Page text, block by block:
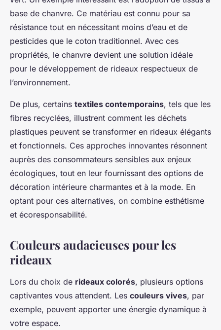
base de chanvre. Ce matériau est connu pour sa
résistance tout en nécessitant moins d’eau et de
pesticides que le coton traditionnel. Avec ces
propriétés, le chanvre devient une solution idéale
pour le développement de rideaux respectueux de
l’environnement.
De plus, certains textiles contemporains, tels que les
fibres recyclées, illustrent comment les déchets
plastiques peuvent se transformer en rideaux élégants
et fonctionnels. Ces approches innovantes résonnent
auprès des consommateurs sensibles aux enjeux
écologiques, tout en leur fournissant des options de
décoration intérieure charmantes et à la mode. En
optant pour ces alternatives, on combine esthétisme
et écoresponsabilité.
Couleurs audacieuses pour les
rideaux
Lors du choix de rideaux colorés, plusieurs options
captivantes vous attendent. Les couleurs vives, par
exemple, peuvent apporter une énergie dynamique à
votre espace.